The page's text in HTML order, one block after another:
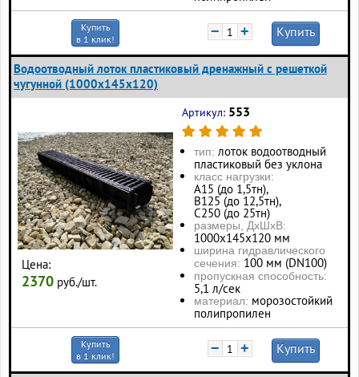
Купить
в 1 клик!
− + Купить
Водоотводный лоток пластиковый дренажный с решеткой
чугунной (1000x145x120)
Цена:
2370 руб./шт.
Артикул: 553
тип: лоток водоотводный
пластиковый без уклона
класс нагрузки:
А15 (до 1,5тн),
В125 (до 12,5тн),
С250 (до 25тн)
размеры, ДхШхВ:
1000х145х120 мм
ширина гидравлического
сечения: 100 мм (DN100)
пропускная способность:
5,1 л/сек
материал: морозостойкий
полипропилен
Купить
в 1 клик!
− + Купить